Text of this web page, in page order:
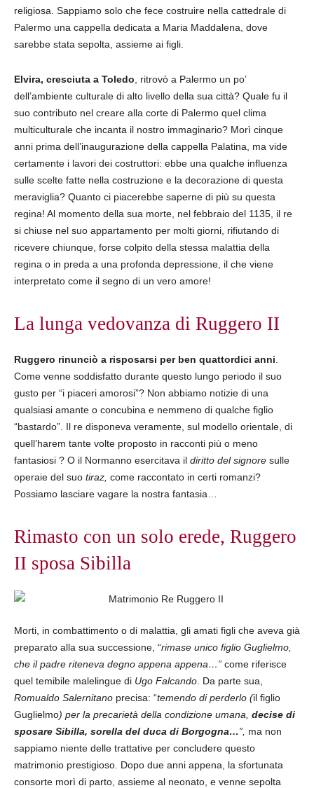
religiosa. Sappiamo solo che fece costruire nella cattedrale di
Palermo una cappella dedicata a Maria Maddalena, dove
sarebbe stata sepolta, assieme ai figli.
Elvira, cresciuta a Toledo , ritrovò a Palermo un po’
dell’ambiente culturale di alto livello della sua città? Quale fu il
suo contributo nel creare alla corte di Palermo quel clima
multiculturale che incanta il nostro immaginario? Morì cinque
anni prima dell’inaugurazione della cappella Palatina, ma vide
certamente i lavori dei costruttori: ebbe una qualche influenza
sulle scelte fatte nella costruzione e la decorazione di questa
meraviglia? Quanto ci piacerebbe saperne di più su questa
regina! Al momento della sua morte, nel febbraio del 1135, il re
si chiuse nel suo appartamento per molti giorni, rifiutando di
ricevere chiunque, forse colpito della stessa malattia della
regina o in preda a una profonda depressione, il che viene
interpretato come il segno di un vero amore!
La lunga vedovanza di Ruggero II
Ruggero rinunciò a risposarsi per ben quattordici anni
Come venne soddisfatto durante questo lungo periodo il suo
gusto per “i piaceri amorosi”? Non abbiamo notizie di una
qualsiasi amante o concubina e nemmeno di qualche figlio
“bastardo”. Il re disponeva veramente, sul modello orientale, di
quell’harem tante volte proposto in racconti più o meno
fantasiosi ? O il Normanno esercitava il diritto del signore sulle
operaie del suo tiraz, come raccontato in certi romanzi?
Possiamo lasciare vagare la nostra fantasia…
Rimasto con un solo erede, Ruggero
II sposa Sibilla
Morti, in combattimento o di malattia, gli amati figli che aveva già
preparato alla sua successione, “rimase unico figlio Guglielmo,
che il padre riteneva degno appena appena…” come riferisce
quel temibile malelingue di Ugo Falcando . Da parte sua,
Romualdo Salernitano precisa: “temendo di perderlo (il figlio
Guglielmo) per la precarietà della condizione umana, decise di
sposare Sibilla, sorella del duca di Borgogna…”, ma non
sappiamo niente delle trattative per concludere questo
matrimonio prestigioso. Dopo due anni appena, la sfortunata
consorte morì di parto, assieme al neonato, e venne sepolta